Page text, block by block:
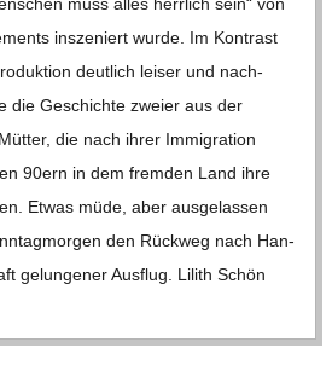
insze­niert wurde. Im Kon­trast
deut­lich lei­ser und nach­
die Geschichte zweier aus der
die nach ihrer Immi­gra­tion
90ern in dem frem­den Land ihre
Etwas müde, aber aus­ge­las­sen
den Rück­weg nach Han­
gelun­ge­ner Aus­flug. Lilith Schön